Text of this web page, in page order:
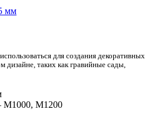
мм
для создания декоративных
дизайне, таких как гравийные сады,
М1000, М1200